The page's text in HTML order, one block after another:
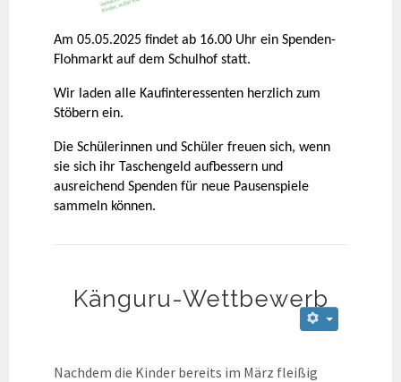
Am 05.05.2025 findet ab 16.00 Uhr ein Spenden-
Flohmarkt auf dem Schulhof statt.
Wir laden alle Kaufinteressenten herzlich zum
Stöbern ein.
Die Schülerinnen und Schüler freuen sich, wenn
sie sich ihr Taschengeld aufbessern und
ausreichend Spenden für neue Pausenspiele
sammeln können.
Känguru-Wettbewerb
Nachdem die Kinder bereits im März fleißig